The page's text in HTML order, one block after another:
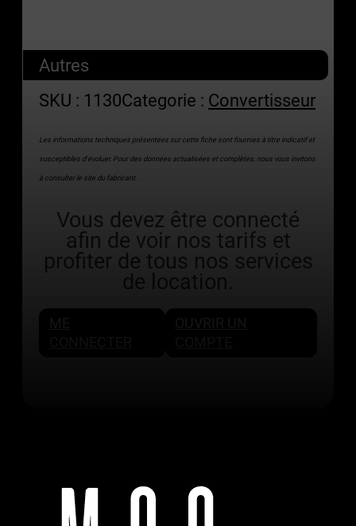
Autres
SKU : 1130Categorie : Convertisseur
Les informations techniques présentées sur cette fiche sont fournies à titre indicatif et
susceptibles d’évoluer. Pour des données actualisées et complètes, nous vous invitons
à consulter le site du fabricant.
Vous devez être connecté
afin de voir nos tarifs et
profiter de tous nos services
de location.